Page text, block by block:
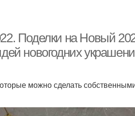
Поделки на Новый
новогодних
можно сделать